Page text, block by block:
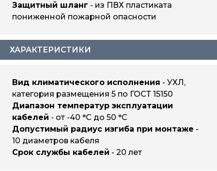
Защитный шланг - из ПВХ пластиката
пониженной пожарной опасности
ХАРАКТЕРИСТИКИ
Вид климатического исполнения - УХЛ,
категория размещения 5 по ГОСТ 15150
Диапазон температур эксплуатации
кабелей - от -40 °С до 50 °С
Допустимый радиус изгиба при монтаже -
10 диаметров кабеля
Срок службы кабелей - 20 лет